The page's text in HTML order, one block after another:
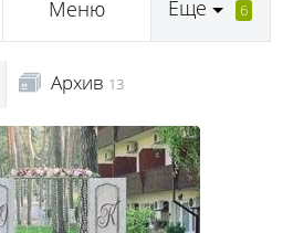
Меню Еще 6
Архив 13